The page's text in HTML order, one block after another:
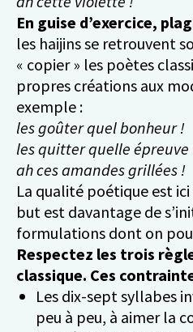
En guise d’exercice,
les haijins se retrouvent
« copier » les poètes
propres créations aux
exemple :
les goûter quel bonheur !
les quitter quelle épreuve
ah ces amandes grillées !
La qualité poétique est
but est davantage de
formulations dont on
Respectez les trois
classique. Ces
Les dix-sept syllabes
peu à peu, à aimer la